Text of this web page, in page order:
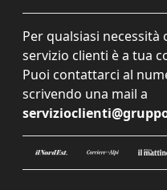
Per qualsiasi
servizio clienti è a tua
Puoi contattarci al
scrivendo una mail a